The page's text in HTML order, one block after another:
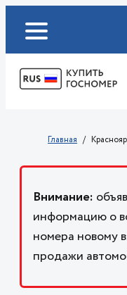
Главная
Внимание:
информацию о
номера новому
продажи